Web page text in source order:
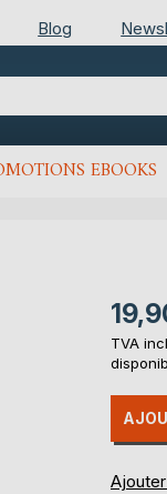
Blog
EBOOKS
TVA